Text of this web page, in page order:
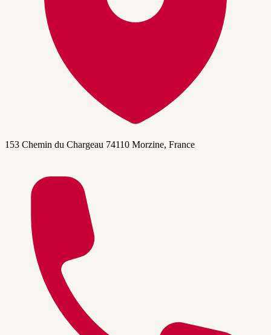
153 Chemin du Chargeau 74110 Morzine, France